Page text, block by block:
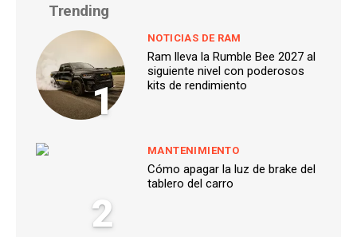
Trending
1
NOTICIAS DE RAM
Ram lleva la Rumble Bee 2027 al
siguiente nivel con poderosos
kits de rendimiento
2
MANTENIMIENTO
Cómo apagar la luz de brake del
tablero del carro